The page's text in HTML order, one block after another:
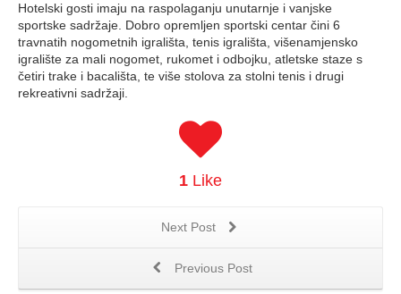
Hotelski gosti imaju na raspolaganju unutarnje i vanjske
sportske sadržaje. Dobro opremljen sportski centar čini 6
travnatih nogometnih igrališta, tenis igrališta, višenamjensko
igralište za mali nogomet, rukomet i odbojku, atletske staze s
četiri trake i bacališta, te više stolova za stolni tenis i drugi
rekreativni sadržaji.
1 Like
Next Post
Previous Post